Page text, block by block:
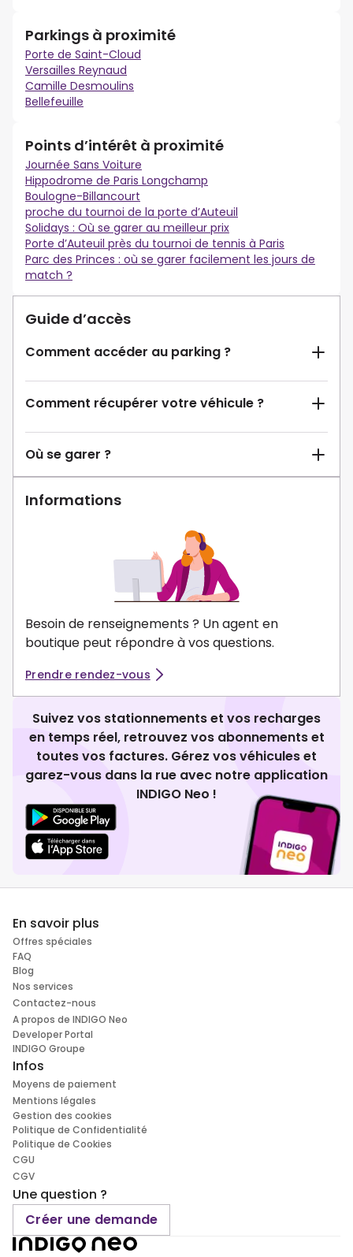
Parkings à proximité
Porte de Saint-Cloud
Versailles Reynaud
Camille Desmoulins
Bellefeuille
Points d’intérêt à proximité
Journée Sans Voiture
Hippodrome de Paris Longchamp
Boulogne-Billancourt
proche du tournoi de la porte d’Auteuil
Solidays : Où se garer au meilleur prix
Porte d’Auteuil près du tournoi de tennis à Paris
Parc des Princes : où se garer facilement les jours de
match ?
Guide d’accès
Comment accéder au parking ?
Comment récupérer votre véhicule ?
Où se garer ?
Informations
Besoin de renseignements ? Un agent en
boutique peut répondre à vos questions.
Prendre rendez-vous
Suivez vos stationnements et vos recharges
en temps réel, retrouvez vos abonnements et
toutes vos factures. Gérez vos véhicules et
garez-vous dans la rue avec notre application
INDIGO Neo !
En savoir plus
Offres spéciales
FAQ
Blog
Nos services
Contactez-nous
A propos de INDIGO Neo
Developer Portal
INDIGO Groupe
Infos
Moyens de paiement
Mentions légales
Gestion des cookies
Politique de Confidentialité
Politique de Cookies
CGU
CGV
Une question ?
Créer une demande